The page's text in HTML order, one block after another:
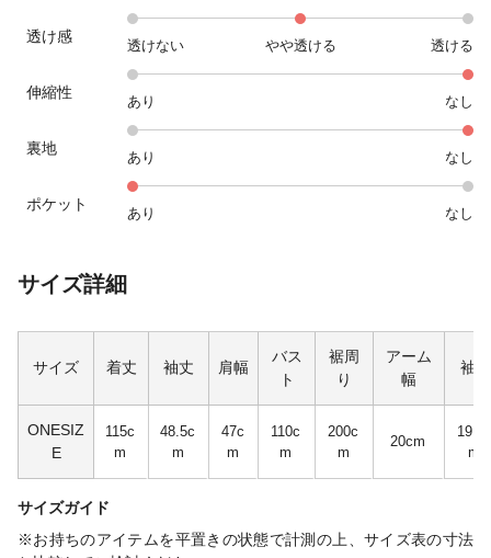
透け感
透けない やや透ける 透ける
伸縮性
あり なし
裏地
あり なし
ポケット
あり なし
サイズ詳細
サイズ 着丈 袖丈 肩幅
バス
ト
裾周
り
アーム
幅
袖幅
ONESIZ
E
115c
m
48.5c
m
47c
m
110c
m
200c
m
20cm
19.5c
m
サイズガイド
※お持ちのアイテムを平置きの状態で計測の上、サイズ表の寸法